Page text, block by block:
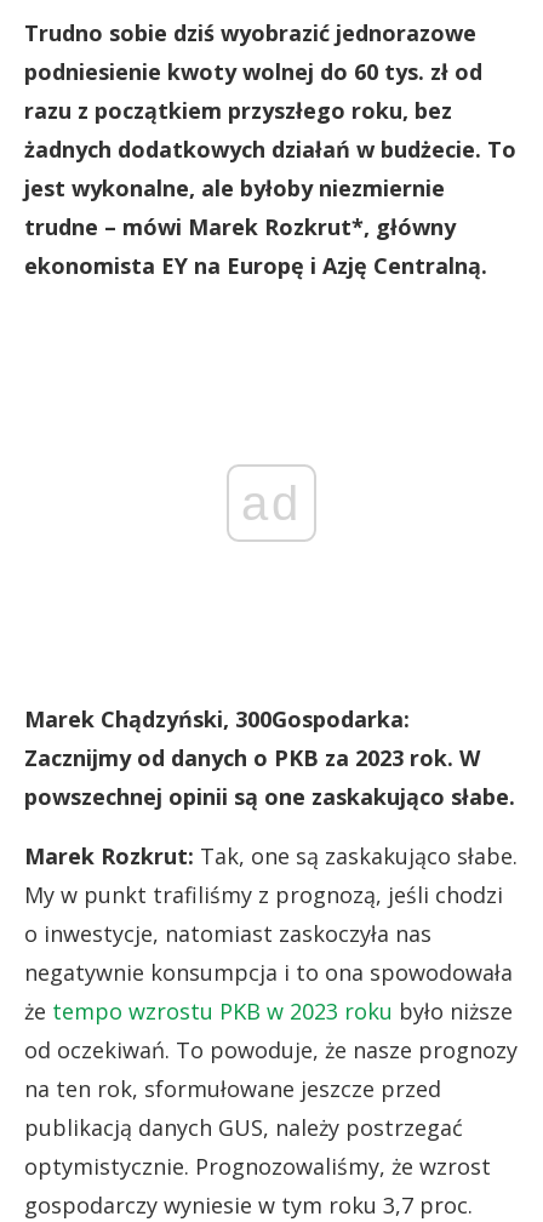
Trudno sobie dziś wyobrazić jednorazowe
podniesienie kwoty wolnej do 60 tys. zł od
razu z początkiem przyszłego roku, bez
żadnych dodatkowych działań w budżecie. To
jest wykonalne, ale byłoby niezmiernie
trudne – mówi Marek Rozkrut*, główny
ekonomista EY na Europę i Azję Centralną.
ad
Marek Chądzyński, 300Gospodarka:
Zacznijmy od danych o PKB za 2023 rok. W
powszechnej opinii są one zaskakująco słabe.
Marek Rozkrut: Tak, one są zaskakująco słabe.
My w punkt trafiliśmy z prognozą, jeśli chodzi
o inwestycje, natomiast zaskoczyła nas
negatywnie konsumpcja i to ona spowodowała
że tempo wzrostu PKB w 2023 roku było niższe
od oczekiwań. To powoduje, że nasze prognozy
na ten rok, sformułowane jeszcze przed
publikacją danych GUS, należy postrzegać
optymistycznie. Prognozowaliśmy, że wzrost
gospodarczy wyniesie w tym roku 3,7 proc.